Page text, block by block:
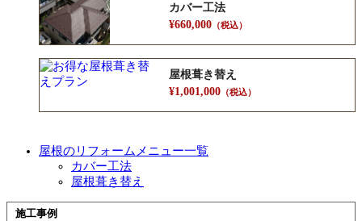
カバー工法
¥660,000（税込）
屋根葺き替え
¥1,001,000（税込）
屋根のリフォームメニュー一覧
カバー工法
屋根葺き替え
施工事例